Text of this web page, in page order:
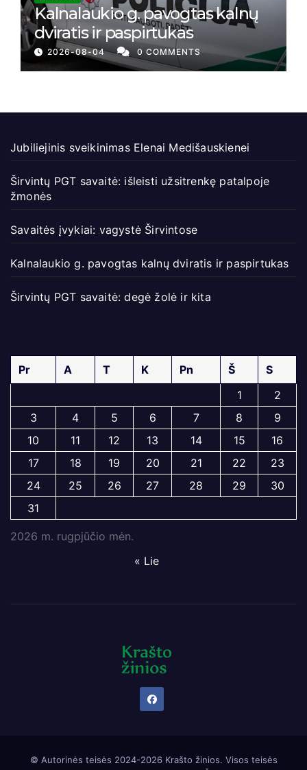
Kalnalaukio g. pavogtas kalnų
dviratis ir paspirtukas
2026-08-04 0 COMMENTS
Jubiliejinis sveikinimas Elenai Medišauskienei
Širvintų PGT savaitė: išleisti užsitrenkę patalpoje
žmonės
Savaitės įvykiai: vagystė Širvintose
Kalnalaukio g. pavogtas kalnų dviratis ir paspirtukas
Širvintų PGT savaitė: degė žolė ir kita
2026 m. rugpjūčio mėn.
Pr A T K Pn Š
S
1
2
3
4 5 6 7 8
9
10
11 12 13 14 15
16
17
18 19 20 21 22
23
24
25 26 27 28 29
30
31
« Lie
© Autorinės teisės 2024-2026 Krašto žinios. Visos teisės